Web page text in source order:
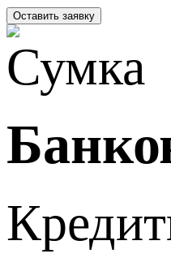
Оставить заявку